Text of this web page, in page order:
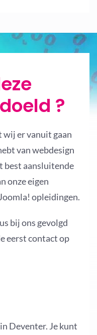
?
wij er vanuit gaan
van webdesign
best aansluitende
onze eigen
opleidingen.
bij ons gevolgd
eerst contact op
Deventer. Je kunt